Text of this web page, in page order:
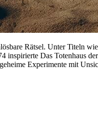
Rätsel. Unter Titeln
inspirierte Das Totenhaus
Experimente mit
Lindgren
und Ehrenmord